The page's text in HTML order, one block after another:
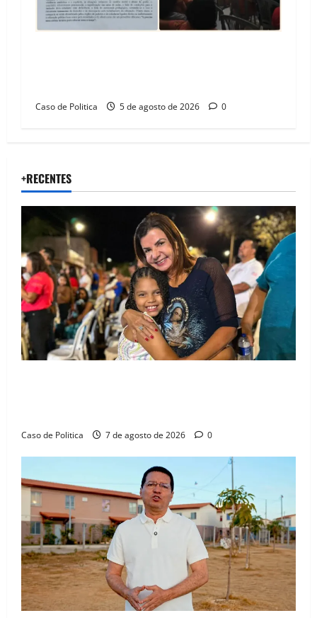
Caso de Politica 5 de agosto de 2026 0
+RECENTES
Caso de Politica 7 de agosto de 2026 0